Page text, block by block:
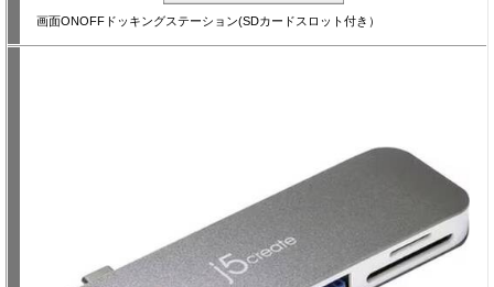
画面ONOFFドッキングステーション(SDカードスロット付き）